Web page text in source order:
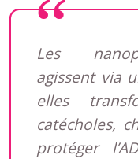
Les
agissent via
elles
catécholes,
protéger